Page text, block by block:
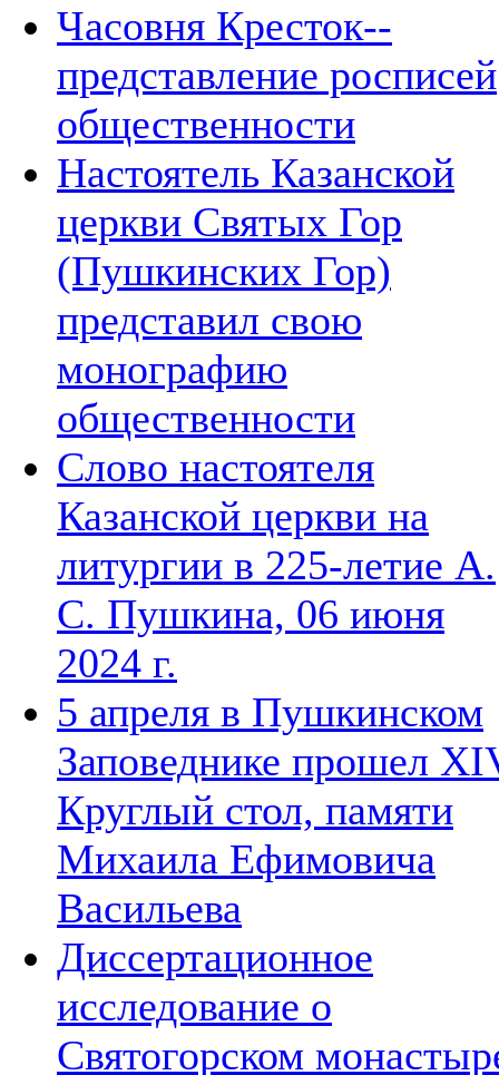
Часовня Кресток--
представление росписей
общественности
Настоятель Казанской
церкви Святых Гор
(Пушкинских Гор)
представил свою
монографию
общественности
Слово настоятеля
Казанской церкви на
литургии в 225-летие А.
С. Пушкина, 06 июня
2024 г.
5 апреля в Пушкинском
Заповеднике прошел
Круглый стол, памяти
Михаила Ефимовича
Васильева
Диссертационное
исследование о
Святогорском